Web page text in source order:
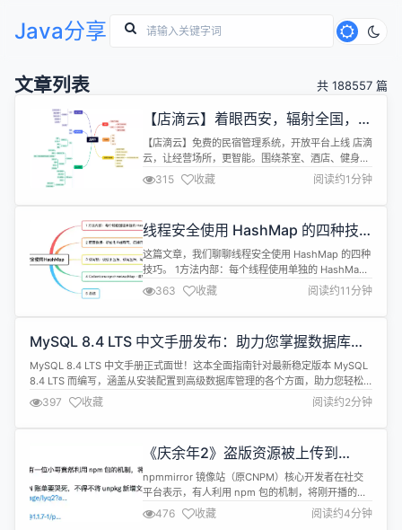
Java分享
文章列表 共 188557 篇
【店滴云】着眼西安，辐射全国，免
费的民宿管理系统，开放平台上线
【店滴云】免费的民宿管理系统，开放平台上线 店滴
云，让经营场所，更智能。围绕茶室、酒店、健身
房、公寓、出租房等经营性场所进行物联网改造。同
时支持多种物联网通信协议，开放智能门锁，智能开
关，智能手环的sdk供开发者使用。可免费商用，授
315 收藏 阅读约1分钟
线程安全使用 HashMap 的四种技
巧
这篇文章，我们聊聊线程安全使用 HashMap 的四种
技巧。 1方法内部：每个线程使用单独的 HashMap
如下图，tomcat 接收到到请求后，依次调用控制器
Controller、服务层 Service 、数据库访问层的相关
方法。 每次访问服务层方法 serviceMethod 时，都
请求参数拷贝...
363 收藏 阅读约11分钟
MySQL 8.4 LTS 中文手册发布：助力您掌握数据库管
理新境界
MySQL 8.4 LTS 中文手册正式面世！这本全面指南针对最新稳定版本 MySQL
8.4 LTS 而编写，涵盖从安装配置到高级数据库管理的各个方面，助力您轻松
掌握数据库管理新技能。 MySQL 8.4 LTS 作为备受瞩目的开源关系数据库管
理系统 (RDBMS) 最新长期支持版本，引入诸多强悍功能和优化，助您打造高
效稳定的数据库环境： 性能显著提升：查...
397 收藏 阅读约2分钟
《庆余年2》盗版资源被上传到
npm，导致 npmmirror 不得已暂停
unpkg 服务
npmmirror 镜像站（原CNPM）核心开发者在社交
平台表示，有人利用 npm 包的机制，将刚开播的
《庆余年2》整套高清盗版资源搬运到了
npmmirror。 好家伙，这是把托管开源软件包的镜
476 收藏 阅读约4分钟